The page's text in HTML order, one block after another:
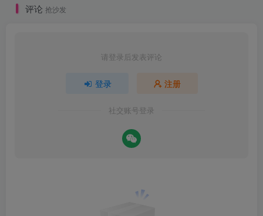
评论 抢沙发
请登录后发表评论
登录 注册
社交账号登录